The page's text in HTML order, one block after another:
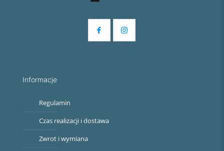
Informacje
Regulamin
Czas realizacji i dostawa
Zwrot i wymiana